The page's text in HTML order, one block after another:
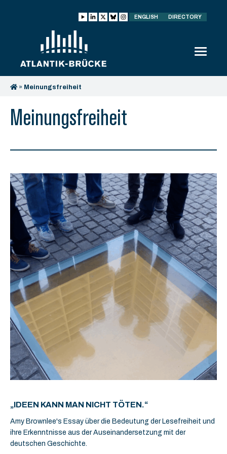
ENGLISH DIRECTORY
» Meinungsfreiheit
Meinungsfreiheit
„IDEEN KANN MAN NICHT TÖTEN.“
Amy Brownlee's Essay über die Bedeutung der Lesefreiheit und
ihre Erkenntnisse aus der Auseinandersetzung mit der
deutschen Geschichte.